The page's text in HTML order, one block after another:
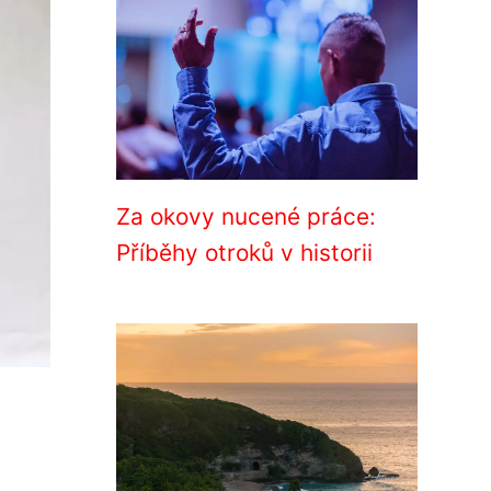
Za okovy nucené práce:
Příběhy otroků v historii